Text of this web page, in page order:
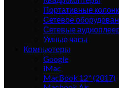
Портативные
Сетевое
Сетевые
Умные часы
Компьютеры
Google
iMac
MacBook 12" (2017)